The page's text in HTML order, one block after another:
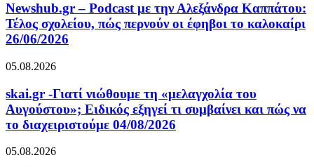
Newshub.gr – Podcast με την Αλεξάνδρα Καππάτου:
Τέλος σχολείου, πώς περνούν οι έφηβοι το καλοκαίρι
26/06/2026
05.08.2026
skai.gr -Γιατί νιώθουμε τη «μελαγχολία του
Αυγούστου»; Ειδικός εξηγεί τι συμβαίνει και πώς να
το διαχειριστούμε 04/08/2026
05.08.2026